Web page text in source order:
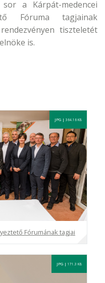
a Kárpát-medencei
Fóruma tagjainak
tiszteletét
is.
JPG | 364.16 KB
Fórumának tagjai
JPG | 171.3 KB